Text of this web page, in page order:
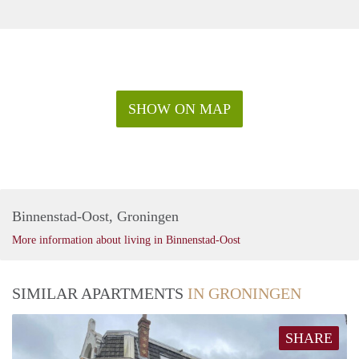
SHOW ON MAP
Binnenstad-Oost, Groningen
More information about living in Binnenstad-Oost
SIMILAR APARTMENTS IN GRONINGEN
SHARE